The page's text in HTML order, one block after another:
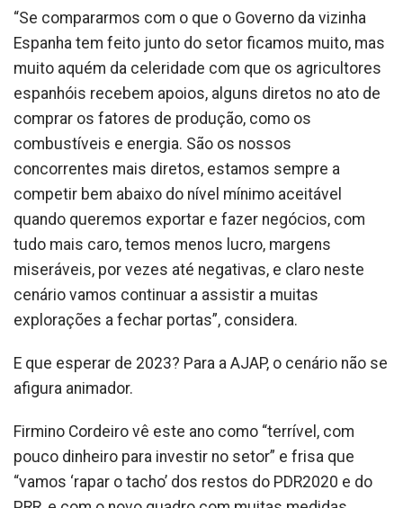
“Se compararmos com o que o Governo da vizinha
Espanha tem feito junto do setor ficamos muito, mas
muito aquém da celeridade com que os agricultores
espanhóis recebem apoios, alguns diretos no ato de
comprar os fatores de produção, como os
combustíveis e energia. São os nossos
concorrentes mais diretos, estamos sempre a
competir bem abaixo do nível mínimo aceitável
quando queremos exportar e fazer negócios, com
tudo mais caro, temos menos lucro, margens
miseráveis, por vezes até negativas, e claro neste
cenário vamos continuar a assistir a muitas
explorações a fechar portas”, considera.
E que esperar de 2023? Para a AJAP, o cenário não se
afigura animador.
Firmino Cordeiro vê este ano como “terrível, com
pouco dinheiro para investir no setor” e frisa que
“vamos ‘rapar o tacho’ dos restos do PDR2020 e do